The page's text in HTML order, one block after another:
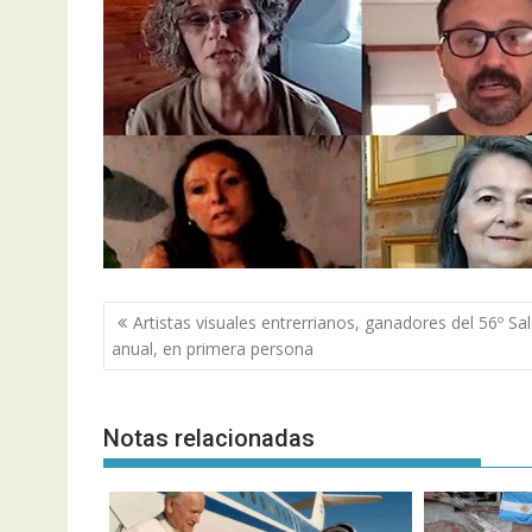
Navegación
de
entradas
Artistas visuales entrerrianos, ganadores del 56º
anual, en primera persona
Notas relacionadas